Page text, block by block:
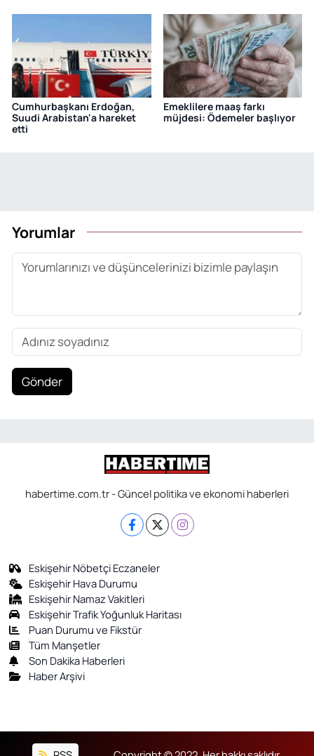
Cumhurbaşkanı Erdoğan,
Suudi Arabistan'a hareket
etti
Emeklilere maaş farkı
müjdesi: Ödemeler başlıyor
Yorumlar
Gönder
habertime.com.tr - Güncel politika ve ekonomi haberleri
Eskişehir Nöbetçi Eczaneler
Eskişehir Hava Durumu
Eskişehir Namaz Vakitleri
Eskişehir Trafik Yoğunluk Haritası
Puan Durumu ve Fikstür
Tüm Manşetler
Son Dakika Haberleri
Haber Arşivi